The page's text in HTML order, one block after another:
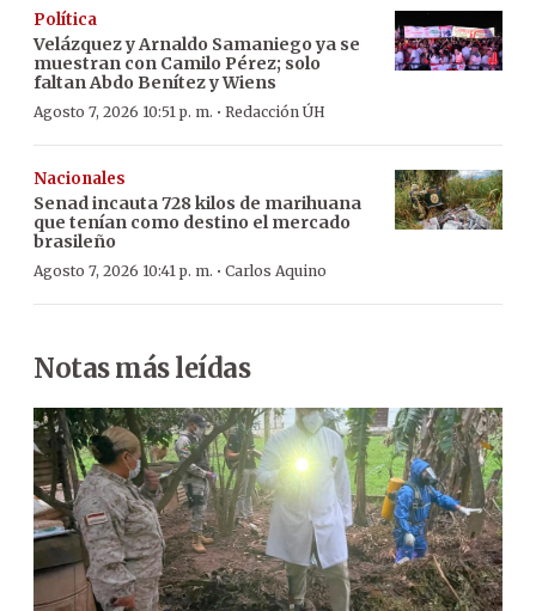
Política
Velázquez y Arnaldo Samaniego ya se
muestran con Camilo Pérez; solo
faltan Abdo Benítez y Wiens
Agosto 7, 2026 10:51 p. m. · Redacción ÚH
Nacionales
Senad incauta 728 kilos de marihuana
que tenían como destino el mercado
brasileño
Agosto 7, 2026 10:41 p. m. · Carlos Aquino
Notas más leídas